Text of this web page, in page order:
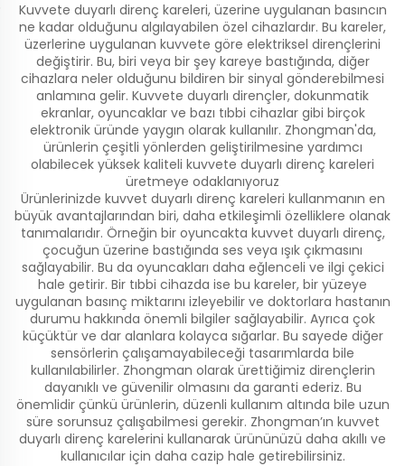
Kuvvete duyarlı direnç kareleri, üzerine uygulanan basıncın
ne kadar olduğunu algılayabilen özel cihazlardır. Bu kareler,
üzerlerine uygulanan kuvvete göre elektriksel dirençlerini
değiştirir. Bu, biri veya bir şey kareye bastığında, diğer
cihazlara neler olduğunu bildiren bir sinyal gönderebilmesi
anlamına gelir. Kuvvete duyarlı dirençler, dokunmatik
ekranlar, oyuncaklar ve bazı tıbbi cihazlar gibi birçok
elektronik üründe yaygın olarak kullanılır. Zhongman'da,
ürünlerin çeşitli yönlerden geliştirilmesine yardımcı
olabilecek yüksek kaliteli kuvvete duyarlı direnç kareleri
üretmeye odaklanıyoruz
Ürünlerinizde kuvvet duyarlı direnç kareleri kullanmanın en
büyük avantajlarından biri, daha etkileşimli özelliklere olanak
tanımalarıdır. Örneğin bir oyuncakta kuvvet duyarlı direnç,
çocuğun üzerine bastığında ses veya ışık çıkmasını
sağlayabilir. Bu da oyuncakları daha eğlenceli ve ilgi çekici
hale getirir. Bir tıbbi cihazda ise bu kareler, bir yüzeye
uygulanan basınç miktarını izleyebilir ve doktorlara hastanın
durumu hakkında önemli bilgiler sağlayabilir. Ayrıca çok
küçüktür ve dar alanlara kolayca sığarlar. Bu sayede diğer
sensörlerin çalışamayabileceği tasarımlarda bile
kullanılabilirler. Zhongman olarak ürettiğimiz dirençlerin
dayanıklı ve güvenilir olmasını da garanti ederiz. Bu
önemlidir çünkü ürünlerin, düzenli kullanım altında bile uzun
süre sorunsuz çalışabilmesi gerekir. Zhongman’ın kuvvet
duyarlı direnç karelerini kullanarak ürününüzü daha akıllı ve
kullanıcılar için daha cazip hale getirebilirsiniz.